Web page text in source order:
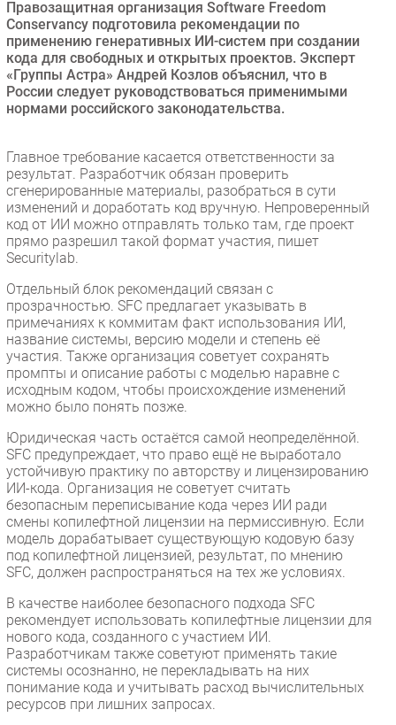
Безопасность
Инновации
CIO/Управление ИТ
Гаджеты
РАЗДЕЛЫ
Новости
Аналитика
Интервью
Мероприятия
Проекты
IT класс
Тестовый стенд
Каталог компаний
Правозащитная организация Software Freedom
Conservancy подготовила рекомендации по
применению генеративных ИИ-систем при создании
кода для свободных и открытых проектов. Эксперт
«Группы Астра» Андрей Козлов объяснил, что в
России следует руководствоваться применимыми
нормами российского законодательства.
Главное требование касается ответственности за
результат. Разработчик обязан проверить
сгенерированные материалы, разобраться в сути
изменений и доработать код вручную. Непроверенный
код от ИИ можно отправлять только там, где проект
прямо разрешил такой формат участия, пишет
Securitylab.
Отдельный блок рекомендаций связан с
прозрачностью. SFC предлагает указывать в
примечаниях к коммитам факт использования ИИ,
название системы, версию модели и степень её
участия. Также организация советует сохранять
промпты и описание работы с моделью наравне с
исходным кодом, чтобы происхождение изменений
можно было понять позже.
Юридическая часть остаётся самой неопределённой.
SFC предупреждает, что право ещё не выработало
устойчивую практику по авторству и лицензированию
ИИ-кода. Организация не советует считать
безопасным переписывание кода через ИИ ради
смены копилефтной лицензии на пермиссивную. Если
модель дорабатывает существующую кодовую базу
под копилефтной лицензией, результат, по мнению
SFC, должен распространяться на тех же условиях.
В качестве наиболее безопасного подхода SFC
рекомендует использовать копилефтные лицензии для
нового кода, созданного с участием ИИ.
Разработчикам также советуют применять такие
системы осознанно, не перекладывать на них
понимание кода и учитывать расход вычислительных
ресурсов при лишних запросах.